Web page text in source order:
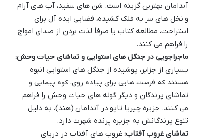
آندامان بهترین گزینه است. شن های سفید، آب های آرام
و نخل های سر به فلک کشیده، فضایی ایده آل برای
استراحت، مطالعه کتاب یا صرفاً لذت بردن از صدای امواج
را فراهم می کنند.
ماجراجویی در جنگل های استوایی و تماشای حیات وحش:
بسیاری از جزایر، پوشیده از جنگل های استوایی انبوه
هستند که فرصت هایی برای پیاده روی، کوه پیمایی و
تماشای پرندگان و دیگر گونه های حیات وحش را فراهم
می کنند. جزیره چیریا تاپو در آندامان (هند)، به دلیل
تنوع پرندگانش به جزیره پرنده شهرت دارد.
تماشای غروب آفتاب: غروب های آفتاب در دریای